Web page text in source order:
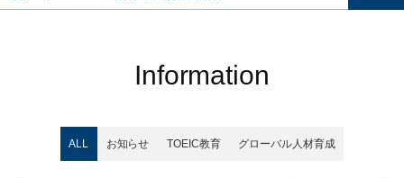
Information
ALL お知らせ TOEIC教育 グローバル人材育成